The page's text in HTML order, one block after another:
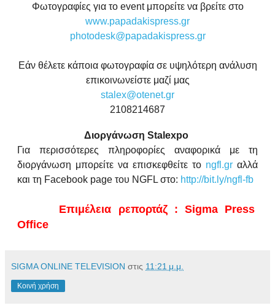
Φωτογραφίες για το event μπορείτε να βρείτε στο
www.papadakispress.gr
photodesk@papadakispress.gr
Εάν θέλετε κάποια φωτογραφία σε υψηλότερη ανάλυση
επικοινωνείστε μαζί μας
stalex@otenet.gr
2108214687
Διοργάνωση Stalexpo
Για περισσότερες πληροφορίες αναφορικά με τη
διοργάνωση μπορείτε να επισκεφθείτε το ngfl.gr αλλά
και τη Facebook page του NGFL στο: http://bit.ly/ngfl-fb
Επιμέλεια ρεπορτάζ : Sigma Press
Office
SIGMA ONLINE TELEVISION στις 11:21 μ.μ.
Κοινή χρήση